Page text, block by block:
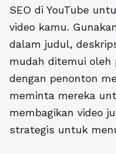
SEO di YouTube
video kamu.
dalam judul,
mudah ditemui oleh
dengan penonton
meminta mereka
membagikan video
strategis untuk